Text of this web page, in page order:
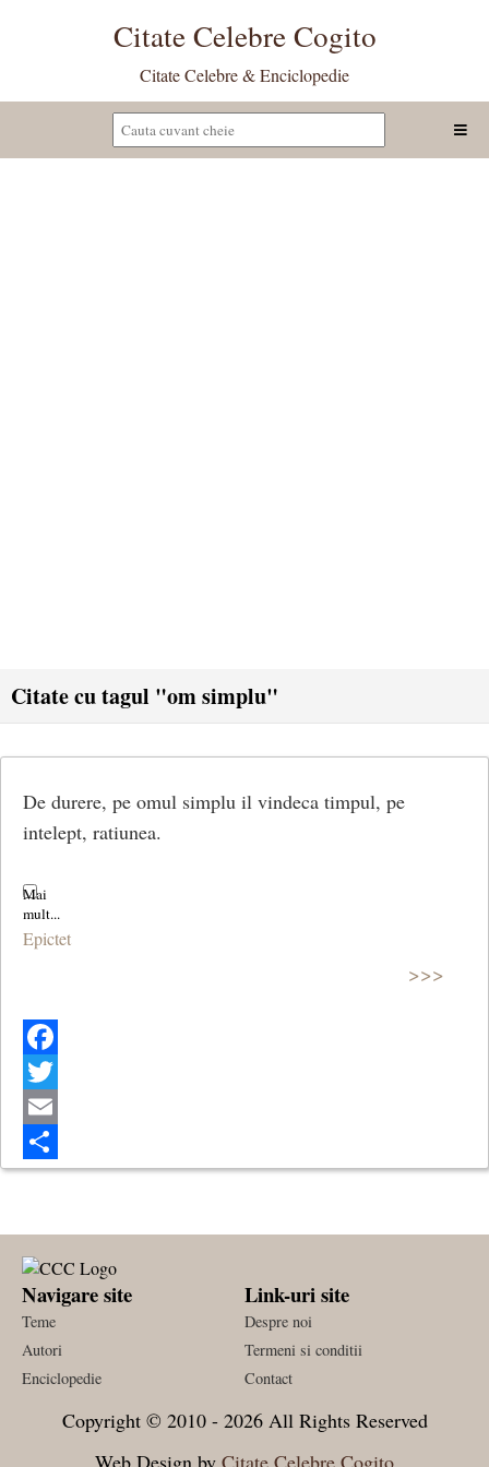
Citate Celebre Cogito
Citate Celebre & Enciclopedie
Citate cu tagul "om simplu"
De durere, pe omul simplu il vindeca timpul, pe
intelept, ratiunea.
Epictet
>>>
Facebook
Twitter
Email
Share
Navigare site
Teme
Autori
Enciclopedie
Link-uri site
Despre noi
Termeni si conditii
Contact
Copyright © 2010 - 2026 All Rights Reserved
Web Design by Citate Celebre Cogito